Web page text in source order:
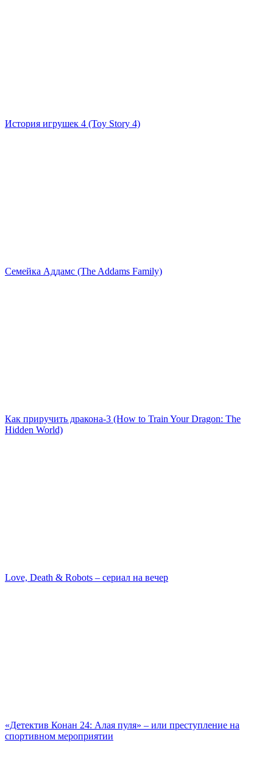
История игрушек 4 (Toy Story 4)
Семейка Аддамс (The Addams Family)
Как приручить дракона-3 (How to Train Your Dragon: The
Hidden World)
Love, Death & Robots – сериал на вечер
«Детектив Конан 24: Алая пуля» – или преступление на
спортивном мероприятии